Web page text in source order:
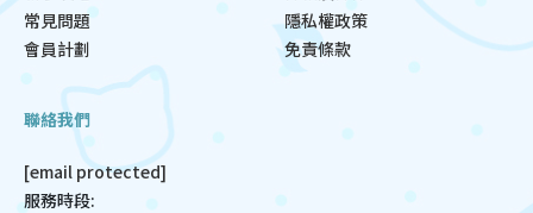
常見問題
會員計劃
隱私權政策
免責條款
聯絡我們
[email protected]
服務時段: